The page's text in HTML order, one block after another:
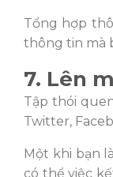
Tổng hợp
thông tin mà
7. Lên
Tập thói
Twitter,
Một khi bạn
có thể việc